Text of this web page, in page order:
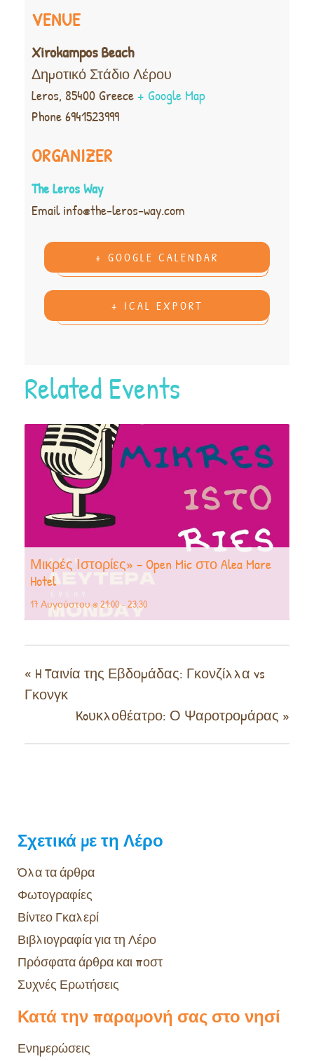
VENUE
Xirokampos Beach
Δημοτικό Στάδιο Λέρου
Leros, 85400 Greece+ Google Map
Phone6941523999
ORGANIZER
The Leros Way
Emailinfo@the-leros-way.com
+ GOOGLE CALENDAR
+ ICAL EXPORT
Related Events
Μικρές Ιστορίες» – Open Mic στο Alea Mare
Hotel
17 Αυγούστου @ 21:00- 23:30
« H Tαινία της Εβδομάδας: Γκονζίλλα vs
Γκονγκ
Koυκλοθέατρο: Ο Ψαροτρομάρας »
Σχετικά με τη Λέρο
Όλα τα άρθρα
Φωτογραφίες
Βίντεο Γκαλερί
Βιβλιογραφία για τη Λέρο
Πρόσφατα άρθρα και ποστ
Συχνές Ερωτήσεις
Κατά την παραμονή σας στο νησί
Ενημερώσεις